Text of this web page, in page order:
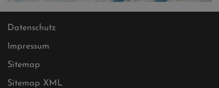
Datenschutz
Impressum
Sitemap